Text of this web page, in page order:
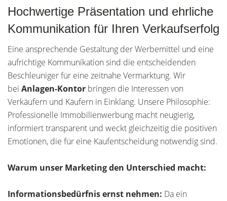
Hochwertige Präsentation und ehrliche
Kommunikation für Ihren Verkaufserfolg
Eine ansprechende Gestaltung der Werbemittel und eine
aufrichtige Kommunikation sind die entscheidenden
Beschleuniger für eine zeitnahe Vermarktung. Wir
bei Anlagen-Kontor bringen die Interessen von
Verkäufern und Käufern in Einklang. Unsere Philosophie:
Professionelle Immobilienwerbung macht neugierig,
informiert transparent und weckt gleichzeitig die positiven
Emotionen, die für eine Kaufentscheidung notwendig sind.
Warum unser Marketing den Unterschied macht:
Informationsbedürfnis ernst nehmen: Da ein